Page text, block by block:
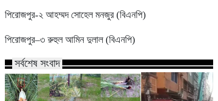
পিরোজপুর-২ আহম্মদ সোহেল মনজুর (বিএনপি)
পিরোজপুর–৩ রুহুল আমিন দুলাল (বিএনপি)
সর্বশেষ সংবাদ